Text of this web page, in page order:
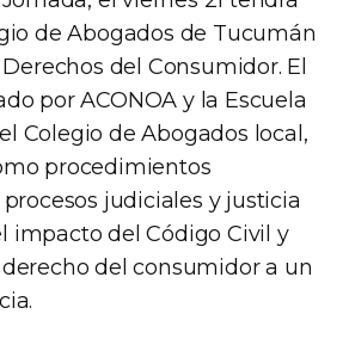
de Abogados de Tucumán
del Consumidor. El
por ACONOA y la Escuela
Colegio de Abogados local,
procedimientos
judiciales y justicia
impacto del Código Civil y
del consumidor a un